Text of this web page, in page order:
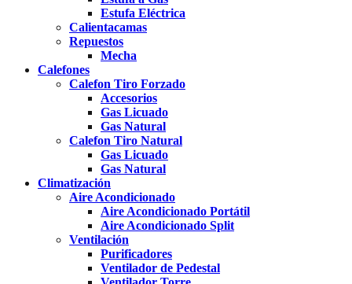
Estufa Eléctrica
Calientacamas
Repuestos
Mecha
Calefones
Calefon Tiro Forzado
Accesorios
Gas Licuado
Gas Natural
Calefon Tiro Natural
Gas Licuado
Gas Natural
Climatización
Aire Acondicionado
Aire Acondicionado Portátil
Aire Acondicionado Split
Ventilación
Purificadores
Ventilador de Pedestal